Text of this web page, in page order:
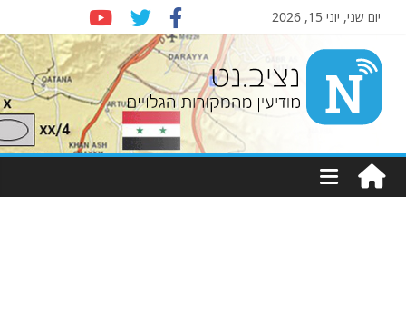
יום שני, יוני 15, 2026
Nziv.net
מודיעין
מהמקורות